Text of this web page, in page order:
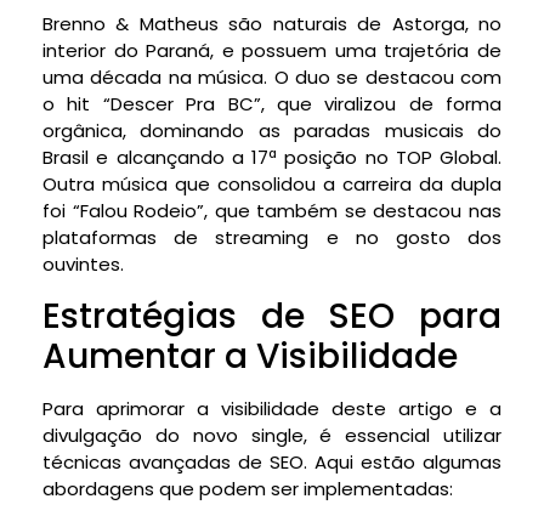
Brenno & Matheus são naturais de Astorga, no
interior do Paraná, e possuem uma trajetória de
uma década na música. O duo se destacou com
o hit “Descer Pra BC”, que viralizou de forma
orgânica, dominando as paradas musicais do
Brasil e alcançando a 17ª posição no TOP Global.
Outra música que consolidou a carreira da dupla
foi “Falou Rodeio”, que também se destacou nas
plataformas de streaming e no gosto dos
ouvintes.
Estratégias de SEO para
Aumentar a Visibilidade
Para aprimorar a visibilidade deste artigo e a
divulgação do novo single, é essencial utilizar
técnicas avançadas de SEO. Aqui estão algumas
abordagens que podem ser implementadas: